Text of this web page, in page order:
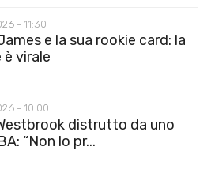
- 11:30
e la sua rookie card: la
è virale
- 10:00
distrutto da uno
“Non lo pr...